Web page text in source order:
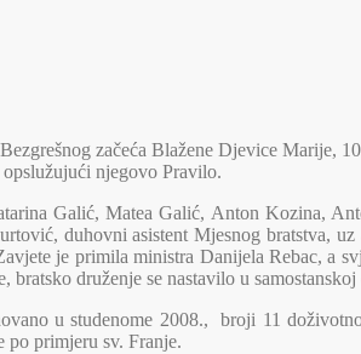
začeća Blažene Djevice Marije,
njegovo Pravilo.
Galić, Matea Galić, Anton Kozina,
duhovni asistent Mjesnog bratstva,
je primila ministra Danijela Rebac,
druženje se nastavilo u
u studenome 2008., broji 11
po primjeru sv. Franje.